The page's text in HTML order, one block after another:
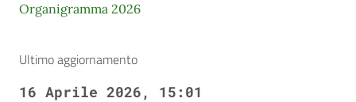
Organigramma 2026
Ultimo aggiornamento
16 Aprile 2026, 15:01